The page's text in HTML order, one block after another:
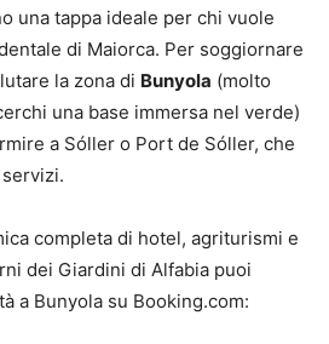
una tappa ideale per chi vuole
di Maiorca. Per soggiornare
la zona di Bunyola (molto
una base immersa nel verde)
a Sóller o Port de Sóller, che
completa di hotel, agriturismi e
dei Giardini di Alfabia puoi
a Bunyola su Booking.com: